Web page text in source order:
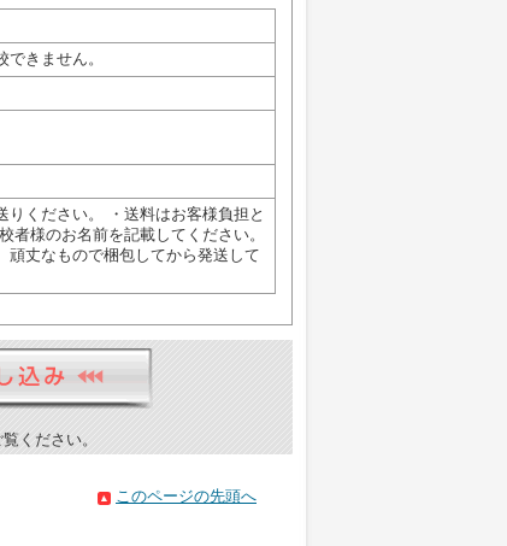
きません。
ください。 ・送料はお客様負担と
者様のお名前を記載してください。
頑丈なもので梱包してから発送して
ください。
このページの先頭へ